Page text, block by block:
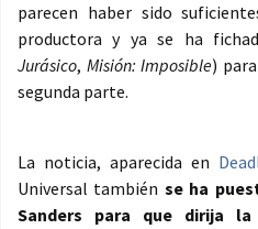
parecen haber sido
productora y ya se ha
Jurásico, Misión: Imposible)
segunda parte.
La noticia, aparecida en
Universal también se ha
Sanders para que dirija la